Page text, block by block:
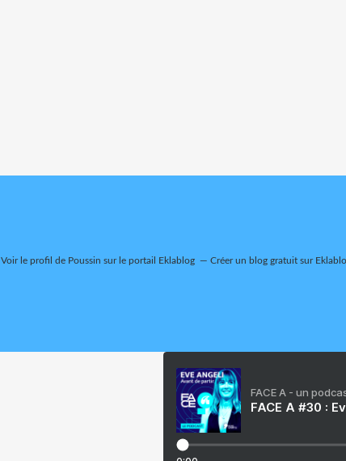
Voir le profil de Poussin sur le portail Eklablog Créer un blog gratuit sur
FACE A - un
FACE A #30 :